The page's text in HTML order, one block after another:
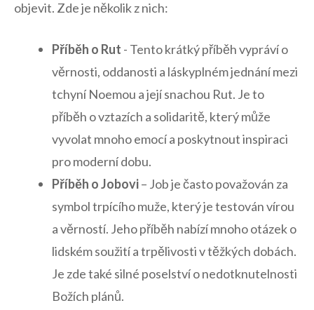
objevit.⁤ Zde je několik z ⁢nich:
Příběh o Rut -⁢ Tento krátký příběh vypráví o​
věrnosti, ‍oddanosti ‍a láskyplném jednání​ mezi‌
tchyní⁤ Noemou a⁢ její⁣ snachou⁣ Rut. ⁣Je to
⁤příběh o ⁣vztazích a ​solidaritě,‌ který může
vyvolat mnoho emocí a poskytnout inspiraci
pro‌ moderní dobu.
Příběh o Jobovi– ‍Job ⁣je často považován‌ za
symbol trpícího⁢ muže, který‌ je testován vírou
a ​věrností.​ Jeho příběh‍ nabízí mnoho otázek ‌o
lidském soužití ⁣a trpělivosti v těžkých dobách.
Je zde také silné poselství o nedotknutelnosti
Božích plánů.